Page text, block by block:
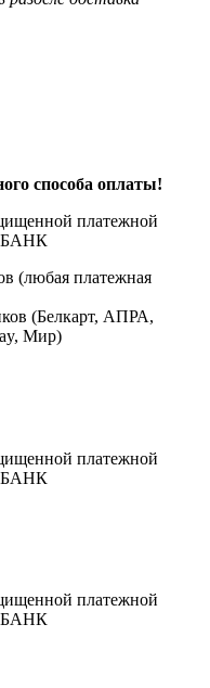
способа оплаты!
платежной
(любая платежная
(Белкарт, АПРА,
Мир)
платежной
платежной